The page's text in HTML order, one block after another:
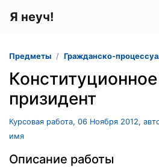
Я неуч!
Предметы Гражданско-
призидент
Курсовая работа, 06 Ноября 2012,
имя
Описание работы